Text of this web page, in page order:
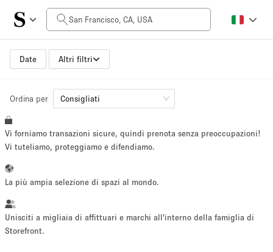
Date Altri filtri
Prezzo al giorno
$0
Dimensioni dello spazio
5000+ sq ft
~ 13 persone
Ordina per Consigliati
Vi forniamo transazioni sicure, quindi prenota senza preoccupazioni!
Vi tuteliamo, proteggiamo e difendiamo.
La più ampia selezione di spazi al mondo.
Unisciti a migliaia di affittuari e marchi all'interno della famiglia di
Storefront.